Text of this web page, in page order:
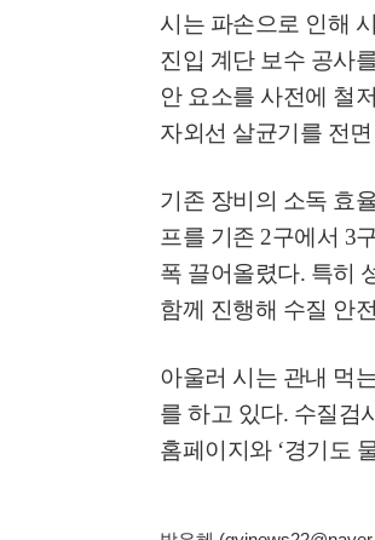
시는 파손으로 인해
진입 계단 보수 공사
안 요소를 사전에 철
자외선 살균기를 전
기존 장비의 소독 효
프를 기존 2구에서 3
폭 끌어올렸다. 특히
함께 진행해 수질 안
아울러 시는 관내 먹
를 하고 있다. 수질검
홈페이지와 ‘경기도